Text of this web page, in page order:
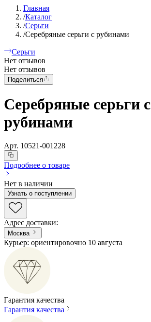
Главная
/Каталог
/Серьги
/Серебряные серьги с рубинами
Серьги
Нет отзывов
Нет отзывов
Поделиться
Серебряные серьги с
рубинами
Арт. 10521-001228
Подробнее о товаре
Нет в наличии
Узнать о поступлении
Адрес доставки:
Москва
Курьер: ориентировочно 10 августа
Гарантия качества
Гарантия качества